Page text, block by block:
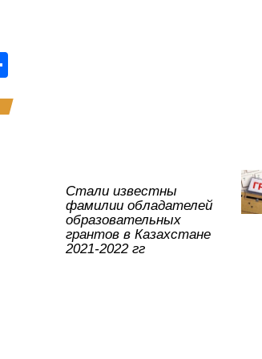
р
Стали известны
фамилии обладателей
образовательных
грантов в Казахстане
2021-2022 гг